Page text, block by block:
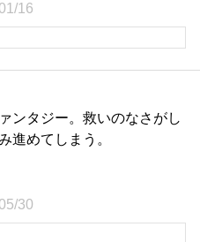
16
ンタジー。救いのなさがし
進めてしまう。
30